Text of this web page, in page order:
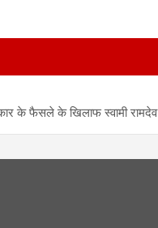
के फैसले के खिलाफ स्वामी रामदेव